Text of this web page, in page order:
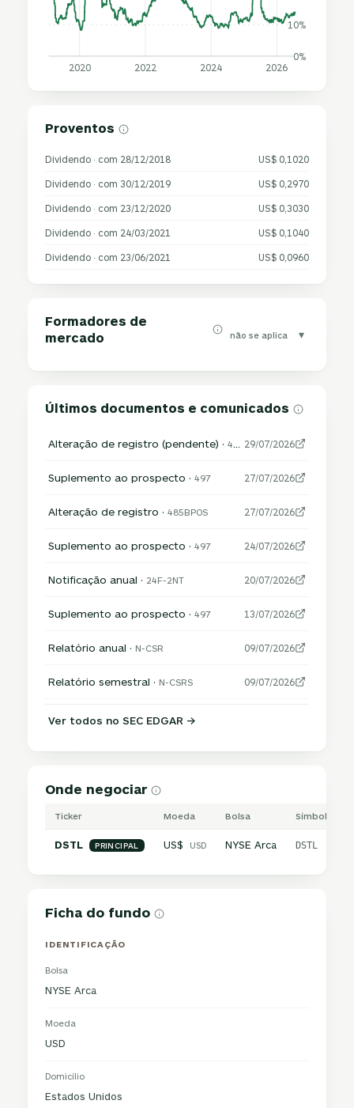
0%
10%
2020 2022 2024 2026
Proventos
Dividendo · com 28/12/2018 US$ 0,1020
Dividendo · com 30/12/2019 US$ 0,2970
Dividendo · com 23/12/2020 US$ 0,3030
Dividendo · com 24/03/2021 US$ 0,1040
Dividendo · com 23/06/2021 US$ 0,0960
Formadores de
mercado
não se aplica ▾
Últimos documentos e comunicados
Alteração de registro (pendente) ·485APOS 29/07/2026
Suplemento ao prospecto ·497 27/07/2026
Alteração de registro ·485BPOS 27/07/2026
Suplemento ao prospecto ·497 24/07/2026
Notificação anual · 24F-2NT 20/07/2026
Suplemento ao prospecto ·497 13/07/2026
Relatório anual · N-CSR 09/07/2026
Relatório semestral · N-CSRS 09/07/2026
Ver todos no SEC EDGAR →
Onde negociar
Ticker Moeda Bolsa Símbolo
DSTL PRINCIPAL US$ USD NYSE Arca DSTL
Ficha do fundo
IDENTIFICAÇÃO
Bolsa
NYSE Arca
Moeda
USD
Domicílio
Estados Unidos